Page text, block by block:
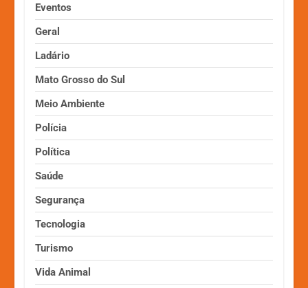
Eventos
Geral
Ladário
Mato Grosso do Sul
Meio Ambiente
Polícia
Política
Saúde
Segurança
Tecnologia
Turismo
Vida Animal